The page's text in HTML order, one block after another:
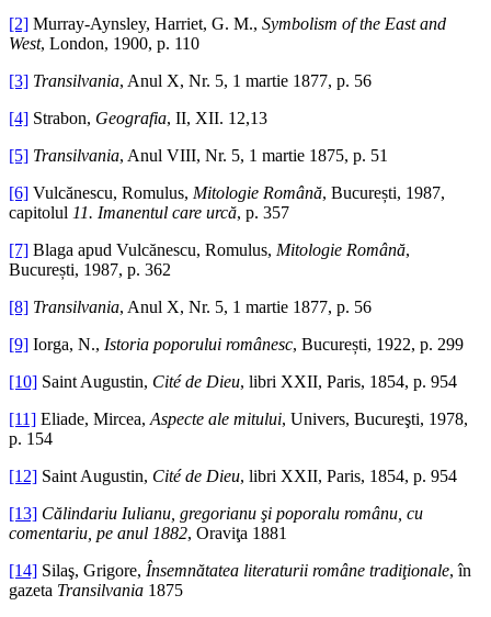
[2] Murray-Aynsley, Harriet, G. M., Symbolism of the East and
West, London, 1900, p. 110
[3] Transilvania, Anul X, Nr. 5, 1 martie 1877, p. 56
[4] Strabon, Geografia, II, XII. 12,13
[5] Transilvania, Anul VIII, Nr. 5, 1 martie 1875, p. 51
[6] Vulcănescu, Romulus, Mitologie Română, București, 1987,
capitolul 11. Imanentul care urcă, p. 357
[7] Blaga apud Vulcănescu, Romulus, Mitologie Română,
București, 1987, p. 362
[8] Transilvania, Anul X, Nr. 5, 1 martie 1877, p. 56
[9] Iorga, N., Istoria poporului românesc, București, 1922, p. 299
[10] Saint Augustin, Cité de Dieu, libri XXII, Paris, 1854, p. 954
[11] Eliade, Mircea, Aspecte ale mitului, Univers, Bucureşti, 1978,
p. 154
[12] Saint Augustin, Cité de Dieu, libri XXII, Paris, 1854, p. 954
[13] Călindariu Iulianu, gregorianu şi poporalu românu, cu
comentariu, pe anul 1882, Oraviţa 1881
[14] Silaş, Grigore, Însemnătatea literaturii române tradiţionale, în
gazeta Transilvania 1875